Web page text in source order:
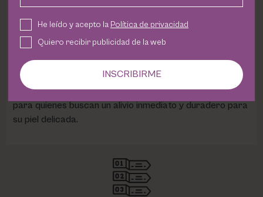
tratamiento especializado para pieles con tendencia a
la rosácea o sensibilidad extrema. Su fórmula contiene
ingredientes calmantes y fortalecedores que ayudan a
reducir las rojeces y a restaurar la barrera cutánea,
proporcionando una piel más uniforme y saludable.
Además, es rica en agentes antioxidantes que protegen
la piel de agresores externos. Es la elección perfecta
para quienes buscan un alivio inmediato y duradero para
su piel delicada.
He leído y acepto la Política de privacidad
Quiero recibir publicidad de la web
INSCRIBIRME